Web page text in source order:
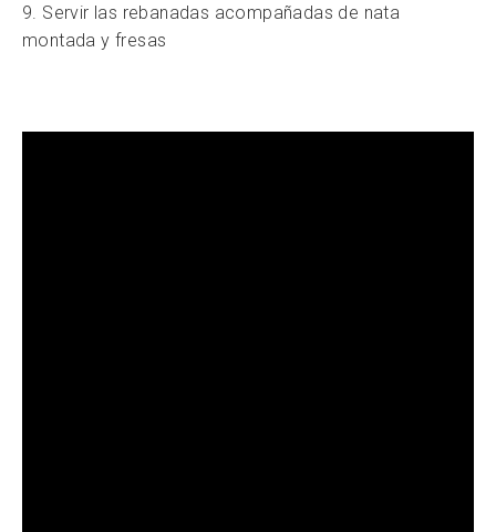
9. Servir las rebanadas acompañadas de nata
montada y fresas